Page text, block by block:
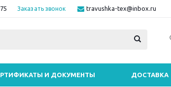
Заказать звонок travushka-tex@inbox.ru
И ДОКУМЕНТЫ ДОСТАВКА